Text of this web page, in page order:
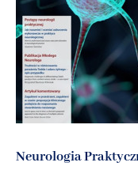
Neurologia